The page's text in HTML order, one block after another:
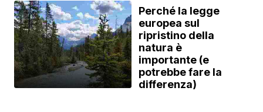
Perché la legge
europea sul
ripristino della
natura è
importante (e
potrebbe fare la
differenza)